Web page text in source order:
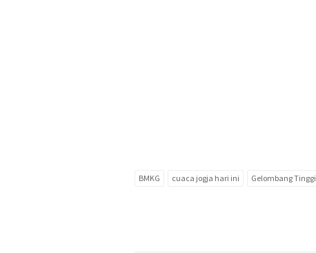
BMKG cuaca jogja hari ini Gelombang Tinggi